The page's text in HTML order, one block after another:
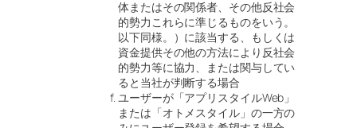
体またはその関係者、その他反社会
的勢力これらに準じるものをいう。
以下同様。）に該当する、もしくは
資金提供その他の方法により反社会
的勢力等に協力、または関与してい
ると当社が判断する場合
ユーザーが「アプリスタイルWeb」
または「オトメスタイル」の一方の